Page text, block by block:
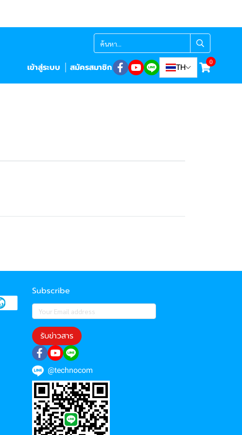
เข้าสู่ระบบ สมัครสมาชิก TH 0
Subscribe
รับข่าวสาร
@technocom